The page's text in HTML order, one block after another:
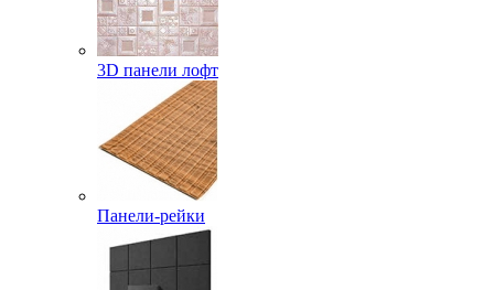
3D панели лофт
Панели-рейки